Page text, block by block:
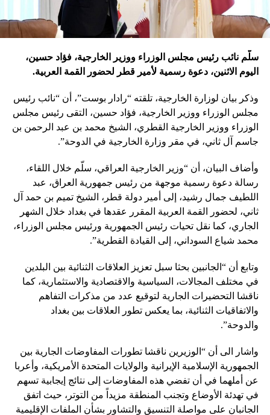
سلّم نائب رئيس مجلس الوزراء ووزير الخارجية، فؤاد حسين،
اليوم الاثنين، دعوة رسمية لأمير قطر لحضور القمة العربية.
وذكر بيان لوزارة الخارجية، تلقته “رادار بوست”، أن “نائب رئيس
مجلس الوزراء ووزير الخارجية، فؤاد حسين، التقى رئيس مجلس
الوزراء ووزير الخارجية القطري، الشيخ محمد بن عبد الرحمن بن
جاسم آل ثاني، في مقر وزارة الخارجية في الدوحة”.
وأضاف البيان، أن “وزير الخارجية العراقي، سلّم خلال اللقاء،
رسالة دعوة رسمية موجهة من رئيس جمهورية العراق، عبد
اللطيف جمال رشيد، إلى أمير دولة قطر، الشيخ تميم بن حمد آل
ثاني، لحضور القمة العربية المقرر عقدها في بغداد خلال الشهر
الجاري، كما نقل تحيات رئيس الجمهورية ورئيس مجلس الوزراء،
محمد شياع السوداني، إلى القيادة القطرية”.
وتابع أن “الجانبين بحثا سبل تعزيز العلاقات الثنائية بين البلدين
في مختلف المجالات، السياسية والاقتصادية والاستثمارية، كما
ناقشا التحضيرات الجارية لتوقيع عدد من مذكرات التفاهم
والاتفاقيات الثنائية، بما يعكس تطور العلاقات بين بغداد
والدوحة”.
واشار الى أن “الوزيرين ناقشا تطورات المفاوضات الجارية بين
الجمهورية الإسلامية الإيرانية والولايات المتحدة الأمريكية، وأعربا
عن أملهما في أن تفضي هذه المفاوضات إلى نتائج إيجابية تسهم
في تهدئة الأوضاع وتجنب المنطقة مزيداً من التوتر، حيث اتفق
الجانبان على مواصلة التنسيق والتشاور بشأن الملفات الإقليمية